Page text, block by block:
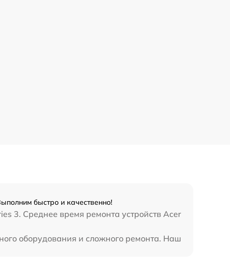
быстро и качественно!
3. Среднее время ремонта устройств Acer
оборудования и сложного ремонта. Наш